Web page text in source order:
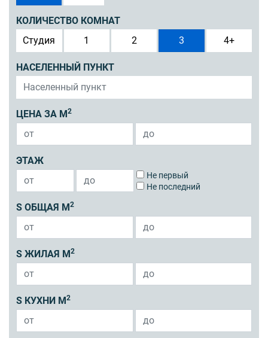
КОЛИЧЕСТВО КОМНАТ
Студия
1 2 3 4+
НАСЕЛЕННЫЙ ПУНКТ
ЦЕНА ЗА М 2
ЭТАЖ
Не первый
Не последний
S ОБЩАЯ М 2
S ЖИЛАЯ М 2
S КУХНИ М 2